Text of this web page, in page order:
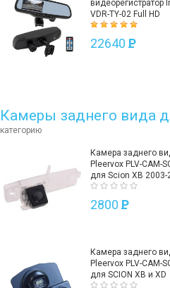
видеорегистратор
VDR-TY-02 Full HD
22640 P
Камеры заднего вида
категорию
Камера заднего
Pleervox PLV-CAM-
для Scion XB 2003-
2800 P
Камера заднего
Pleervox PLV-CAM-
для SCION XB и XD